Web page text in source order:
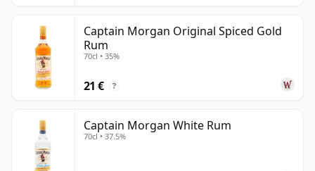
Captain Morgan Original Spiced Gold
Rum
70cl • 35%
21 € ?
Captain Morgan White Rum
70cl • 37.5%